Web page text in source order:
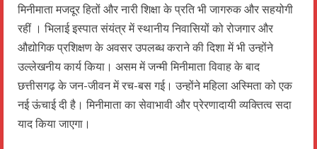
मिनीमाता मजदूर हितों और नारी शिक्षा के प्रति भी जागरुक और सहयोगी
रहीं । भिलाई इस्पात संयंत्र में स्थानीय निवासियों को रोजगार और
औद्योगिक प्रशिक्षण के अवसर उपलब्ध कराने की दिशा में भी उन्होंने
उल्लेखनीय कार्य किया। असम में जन्मी मिनीमाता विवाह के बाद
छत्तीसगढ़ के जन-जीवन में रच-बस गई। उन्होंने महिला अस्मिता को एक
नई ऊंचाई दी है। मिनीमाता का सेवाभावी और प्रेरणादायी व्यक्तित्व सदा
याद किया जाएगा।